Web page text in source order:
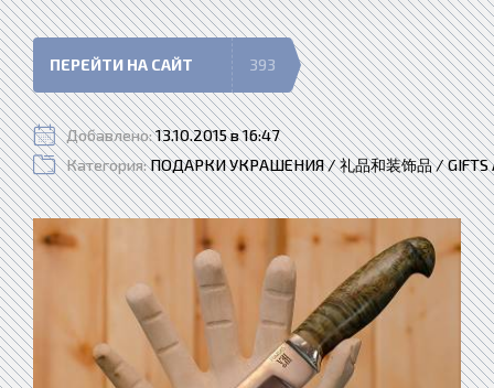
ПЕРЕЙТИ НА САЙТ 393
Добавлено:13.10.2015 в 16:47
Категория:ПОДАРКИ УКРАШЕНИЯ / 礼品和装饰品 / GIFTS